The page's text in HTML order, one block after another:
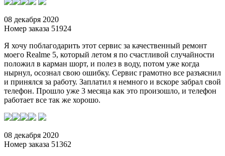
08 декабря 2020
Номер заказа 51924
Я хочу поблагодарить этот сервис за качественный ремонт
моего Realme 5, который летом я по счастливой случайности
положил в карман шорт, и полез в воду, потом уже когда
нырнул, осознал свою ошибку. Сервис грамотно все разъяснил
и принялся за работу. Заплатил я немного и вскоре забрал свой
телефон. Прошло уже 3 месяца как это произошло, и телефон
работает все так же хорошо.
08 декабря 2020
Номер заказа 51362